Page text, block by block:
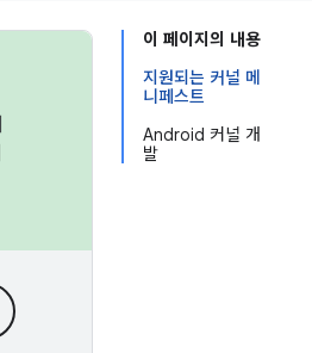
이 페이지의 내용
지원되는 커널 메
니페스트
Android 커널 개
발